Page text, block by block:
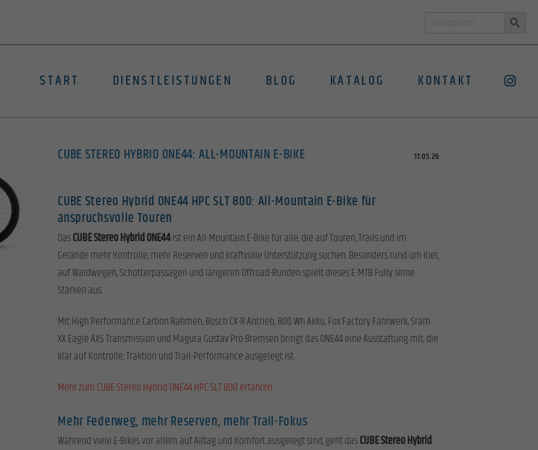
START DIENSTLEISTUNGEN BLOG KATALOG KONTAKT
CUBE STEREO HYBRID ONE44: ALL-MOUNTAIN E-BIKE 11.05.26
CUBE Stereo Hybrid ONE44 HPC SLT 800: All-Mountain E-Bike für
anspruchsvolle Touren
DasCUBE Stereo Hybrid ONE44ist ein All-Mountain E-Bike für alle, die auf Touren, Trails und im
Gelände mehr Kontrolle, mehr Reserven und kraftvolle Unterstützung suchen. Besonders rund um Kiel,
auf Waldwegen, Schotterpassagen und längeren Offroad-Runden spielt dieses E-MTB Fully seine
Stärken aus.
Mit High Performance Carbon Rahmen, Bosch CX-R Antrieb, 800 Wh Akku, Fox Factory Fahrwerk, Sram
XX Eagle AXS Transmission und Magura Gustav Pro Bremsen bringt das ONE44 eine Ausstattung mit, die
klar auf Kontrolle, Traktion und Trail-Performance ausgelegt ist.
Mehr zum CUBE Stereo Hybrid ONE44 HPC SLT 800 erfahren
Mehr Federweg, mehr Reserven, mehr Trail-Fokus
Während viele E-Bikes vor allem auf Alltag und Komfort ausgelegt sind, geht dasCUBE Stereo Hybrid